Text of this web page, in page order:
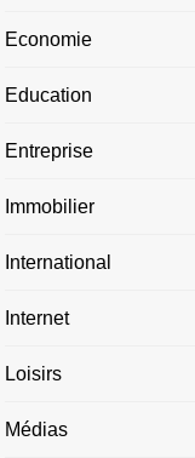
Economie
Education
Entreprise
Immobilier
International
Internet
Loisirs
Médias